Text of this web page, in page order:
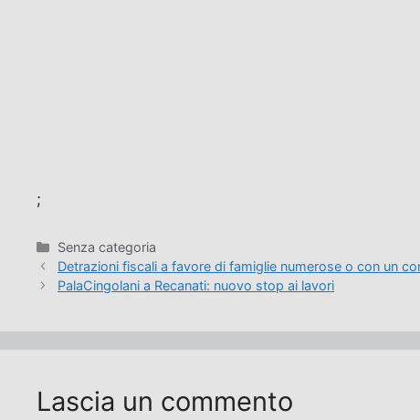
;
Categorie
Senza categoria
Detrazioni fiscali a favore di famiglie numerose o con un
PalaCingolani a Recanati: nuovo stop ai lavori
Lascia un commento